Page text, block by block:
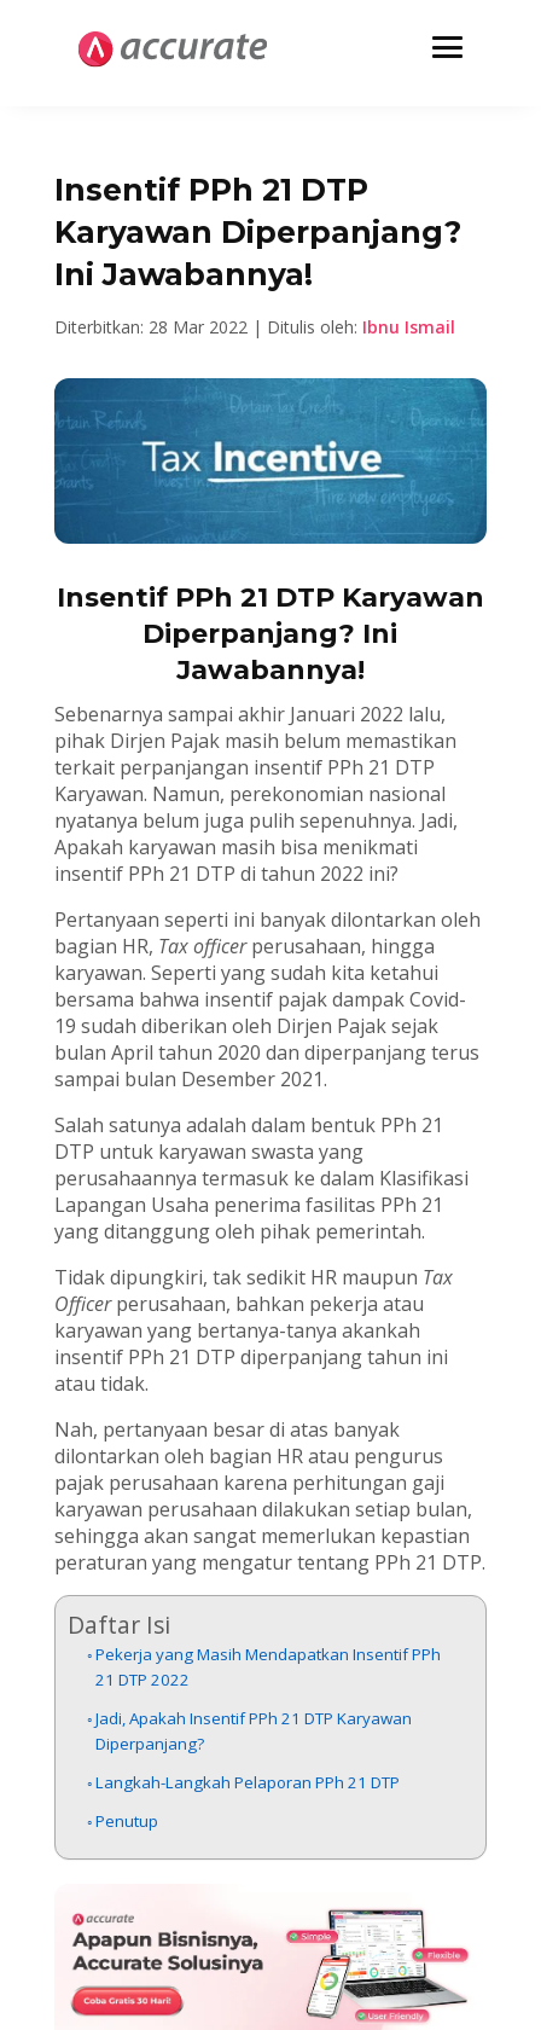
Insentif PPh 21 DTP
Karyawan Diperpanjang?
Ini Jawabannya!
Diterbitkan: 28 Mar 2022 | Ditulis oleh: Ibnu Ismail
Insentif PPh 21 DTP Karyawan
Diperpanjang? Ini
Jawabannya!
Sebenarnya sampai akhir Januari 2022 lalu,
pihak Dirjen Pajak masih belum memastikan
terkait perpanjangan insentif PPh 21 DTP
Karyawan. Namun, perekonomian nasional
nyatanya belum juga pulih sepenuhnya. Jadi,
Apakah karyawan masih bisa menikmati
insentif PPh 21 DTP di tahun 2022 ini?
Pertanyaan seperti ini banyak dilontarkan oleh
bagian HR, Tax officerperusahaan, hingga
karyawan. Seperti yang sudah kita ketahui
bersama bahwa insentif pajak dampak Covid-
19 sudah diberikan oleh Dirjen Pajak sejak
bulan April tahun 2020 dan diperpanjang terus
sampai bulan Desember 2021.
Salah satunya adalah dalam bentuk PPh 21
DTP untuk karyawan swasta yang
perusahaannya termasuk ke dalam Klasifikasi
Lapangan Usaha penerima fasilitas PPh 21
yang ditanggung oleh pihak pemerintah.
Tidak dipungkiri, tak sedikit HR maupun Tax
Officerperusahaan, bahkan pekerja atau
karyawan yang bertanya-tanya akankah
insentif PPh 21 DTP diperpanjang tahun ini
atau tidak.
Nah, pertanyaan besar di atas banyak
dilontarkan oleh bagian HR atau pengurus
pajak perusahaan karena perhitungan gaji
karyawan perusahaan dilakukan setiap bulan,
sehingga akan sangat memerlukan kepastian
peraturan yang mengatur tentang PPh 21 DTP.
Daftar Isi
Pekerja yang Masih Mendapatkan Insentif PPh
21 DTP 2022
Jadi, Apakah Insentif PPh 21 DTP Karyawan
Diperpanjang?
Langkah-Langkah Pelaporan PPh 21 DTP
Penutup